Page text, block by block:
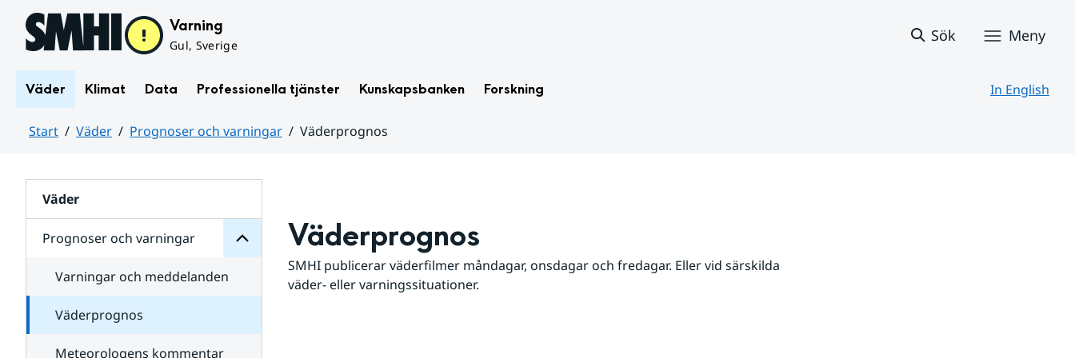
Hoppa till sidans innehåll Varning
Gul, Sverige
Sök Meny
Väder Klimat Data Professionella tjänster Kunskapsbanken Forskning In English
Start Väder Prognoser och varningar
Väderprognos
Väder
Prognoser och varningar
för
varningar
Varningar och meddelanden
Väderprognos
Meteorologens kommentar
Väderprognos
SMHI publicerar väderfilmer måndagar, onsdagar och fredagar. Eller vid särskilda
väder- eller varningssituationer.